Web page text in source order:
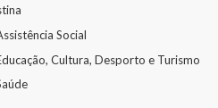
Social
Cultura, Desporto e Turismo